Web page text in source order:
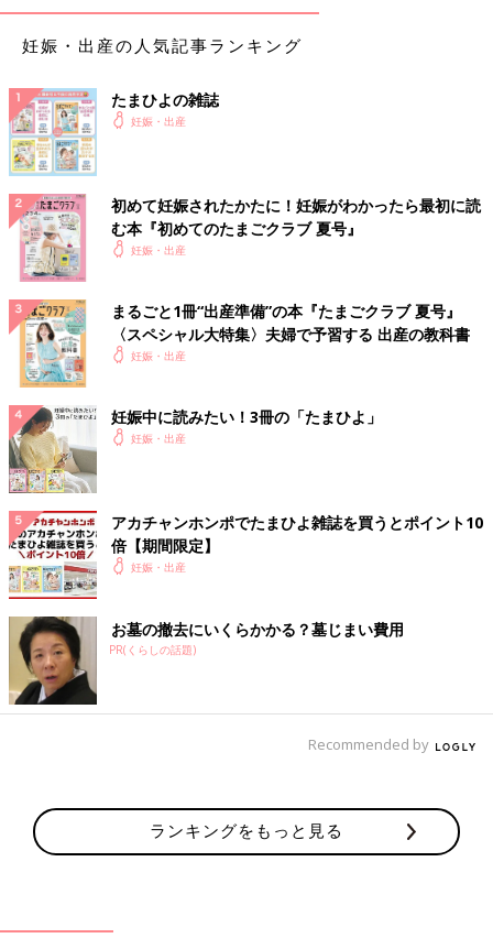
妊娠・出産の人気記事ランキング
たまひよの雑誌
妊娠・出産
初めて妊娠されたかたに！妊娠がわかったら最初に読
む本『初めてのたまごクラブ 夏号』
妊娠・出産
まるごと1冊“出産準備”の本『たまごクラブ 夏号』
〈スペシャル大特集〉夫婦で予習する 出産の教科書
妊娠・出産
妊娠中に読みたい！3冊の「たまひよ」
妊娠・出産
アカチャンホンポでたまひよ雑誌を買うとポイント10
倍【期間限定】
妊娠・出産
お墓の撤去にいくらかかる？墓じまい費用
PR(くらしの話題)
Recommended by
ランキングをもっと見る